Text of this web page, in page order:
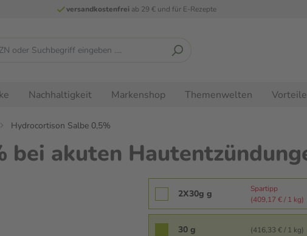
versandkostenfreiab 29 € und für E-Rezepte
Nachhaltigkeit Markenshop Themenwelten Vorteile
Hydrocortison Salbe 0,5%
akuten
2X30g g
Spartipp
(409,17 € / 1 kg)
30 g (416,33 € / 1 kg)